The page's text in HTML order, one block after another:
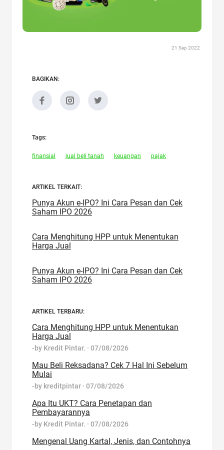
21 Sep 2022
BAGIKAN:
Tags:
finansial jual beli tanah keuangan pajak
ARTIKEL TERKAIT:
Punya Akun e-IPO? Ini Cara Pesan dan Cek
Saham IPO 2026
Cara Menghitung HPP untuk Menentukan
Harga Jual
Punya Akun e-IPO? Ini Cara Pesan dan Cek
Saham IPO 2026
ARTIKEL TERBARU:
Cara Menghitung HPP untuk Menentukan
Harga Jual
-by Kredit Pintar. · 07/08/2026
Mau Beli Reksadana? Cek 7 Hal Ini Sebelum
Mulai
-by kreditpintar · 07/08/2026
Apa Itu UKT? Cara Penetapan dan
Pembayarannya
-by Kredit Pintar. · 07/08/2026
Mengenal Uang Kartal, Jenis, dan Contohnya